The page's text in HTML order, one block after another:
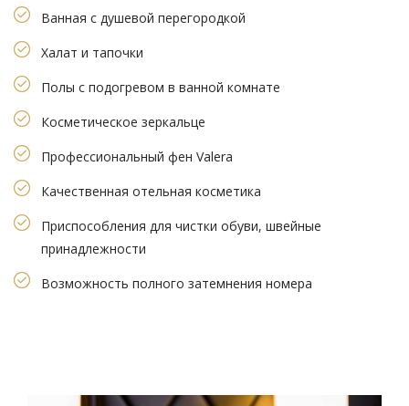
Ванная с душевой перегородкой
Халат и тапочки
Полы с подогревом в ванной комнате
Косметическое зеркальце
Профессиональный фен Valera
Качественная отельная косметика
Приспособления для чистки обуви, швейные
принадлежности
Возможность полного затемнения номера